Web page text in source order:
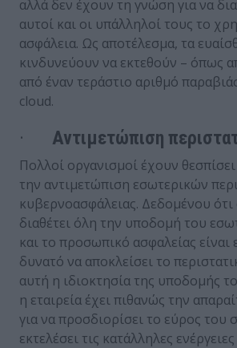
αλλά δεν έχουν τη γνώση για να
αυτοί και οι υπάλληλοί τους το
ασφάλεια. Ως αποτέλεσμα, τα
κινδυνεύουν να εκτεθούν – όπως
από έναν τεράστιο αριθμό
cloud.
· Αντιμετώπιση
Πολλοί οργανισμοί έχουν
την αντιμετώπιση εσωτερικών
κυβερνοασφάλειας. Δεδομένου
διαθέτει όλη την υποδομή του
και το προσωπικό ασφαλείας είναι
δυνατό να αποκλείσει το
αυτή η ιδιοκτησία της υποδομής
η εταιρεία έχει πιθανώς την
για να προσδιορίσει το εύρος του
εκτελέσει τις κατάλληλες